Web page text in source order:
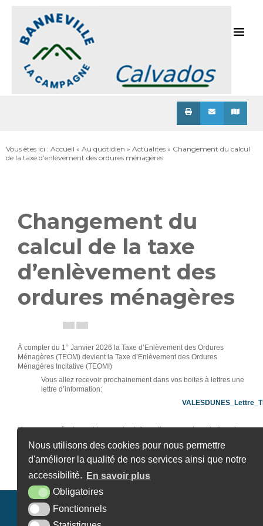
Nous utilisons des cookies pour nous permettre
d'améliorer la qualité de nos services ainsi que notre
accessibilité.
En savoir plus
Obligatoires
Fonctionnels
Vous êtes ici : Accueil » Au quotidien » Actualités » Changement du calcul
de la taxe d’enlèvement des ordures ménagères
Changement du
calcul de la taxe
d’enlèvement des
ordures ménagères
À compter du 1° Janvier 2026 la Taxe d’Enlèvement des Ordures
Ménagères (TEOM) devient la Taxe d’Enlèvement des Ordures
Ménagères Incitative (TEOMI)
Vous allez recevoir prochainement dans vos boites à lettres une
lettre d’information:
Vous pouvez également trouver des informations en suivant le lien ci-
https://www.valesdunes.fr/actualites/
Article publié le vendredi 14 novembre 2025
Mairie de Banneville-la-Campagne